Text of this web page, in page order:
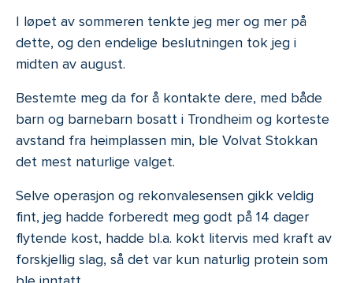
I løpet av sommeren tenkte jeg mer og mer på
dette, og den endelige beslutningen tok jeg i
midten av august.
Bestemte meg da for å kontakte dere, med både
barn og barnebarn bosatt i Trondheim og korteste
avstand fra heimplassen min, ble Volvat Stokkan
det mest naturlige valget.
Selve operasjon og rekonvalesensen gikk veldig
fint, jeg hadde forberedt meg godt på 14 dager
flytende kost, hadde bl.a. kokt litervis med kraft av
forskjellig slag, så det var kun naturlig protein som